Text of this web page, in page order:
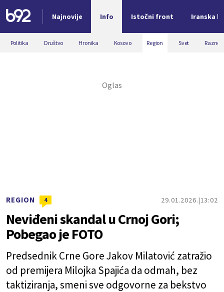
Najnovije Info Istočni front Iranska
Nova vest
Politika Društvo Hronika Kosovo Region Svet Razno
REGION 4 29.01.2026. 13:02
Neviđeni skandal u Crnoj Gori;
Pobegao je FOTO
Predsednik Crne Gore Jakov Milatović zatražio
od premijera Milojka Spajića da odmah, bez
taktiziranja, smeni sve odgovorne za bekstvo